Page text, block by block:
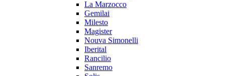
La Marzocco
Gemilai
Milesto
Magister
Nouva Simonelli
Iberital
Rancilio
Sanremo